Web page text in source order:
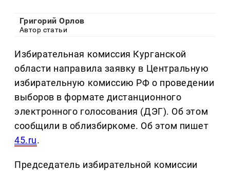
Григорий Орлов
Автор статьи
Избирательная комиссия Курганской
области направила заявку в Центральную
избирательную комиссию РФ о проведении
выборов в формате дистанционного
электронного голосования (ДЭГ). Об этом
сообщили в облизбиркоме. Об этом пишет
45.ru.
Председатель избирательной комиссии